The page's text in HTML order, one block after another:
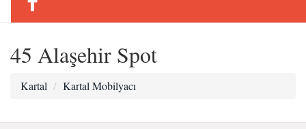
45 Alaşehir Spot
Kartal Kartal Mobilyacı